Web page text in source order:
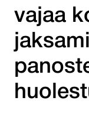
vajaa